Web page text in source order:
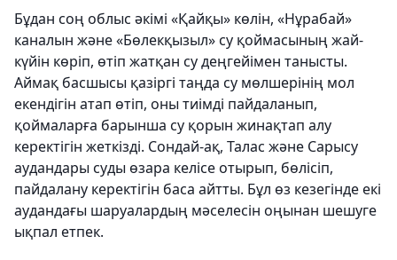
Бұдан соң облыс әкімі «Қайқы» көлін, «Нұрабай»
каналын және «Бөлекқызыл» су қоймасының жай-
күйін көріп, өтіп жатқан су деңгейімен танысты.
Аймақ басшысы қазіргі таңда су мөлшерінің мол
екендігін атап өтіп, оны тиімді пайдаланып,
қоймаларға барынша су қорын жинақтап алу
керектігін жеткізді. Сондай-ақ, Талас және Сарысу
аудандары суды өзара келісе отырып, бөлісіп,
пайдалану керектігін баса айтты. Бұл өз кезегінде екі
аудандағы шаруалардың мәселесін оңынан шешуге
ықпал етпек.